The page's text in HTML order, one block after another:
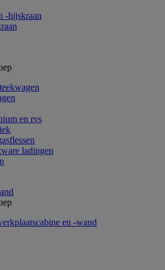
-hijskraan
en rvs
ladingen
en -wand